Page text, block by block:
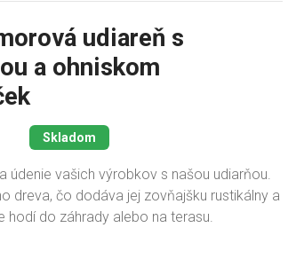
udiareň s
a ohniskom
Skladom
údenie vašich výrobkov s našou udiarňou.
dreva, čo dodáva jej zovňajšku rustikálny a
hodí do záhrady alebo na terasu.